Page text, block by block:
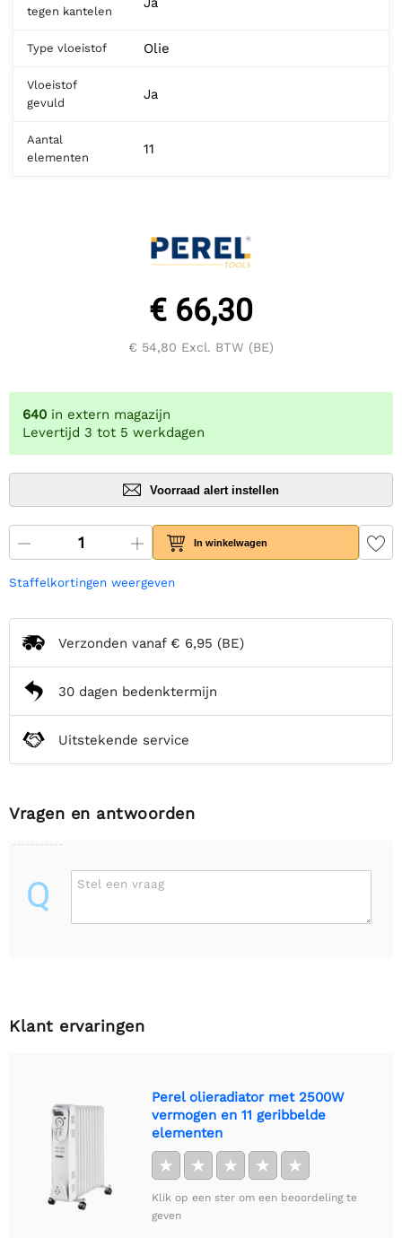
tegen kantelen
Type vloeistof Olie
Vloeistof
gevuld
Ja
Aantal
elementen
11
€ 66,30
€ 54,80 Excl. BTW (BE)
640 in extern magazijn
Levertijd 3 tot 5 werkdagen
Voorraad alert instellen
In winkelwagen
Staffelkortingen weergeven
Verzonden vanaf € 6,95 (BE)
30 dagen bedenktermijn
Uitstekende service
Vragen en antwoorden
Q Stel een vraag
Klant ervaringen
Perel olieradiator met 2500W
vermogen en 11 geribbelde
elementen
★ ★ ★ ★ ★
Klik op een ster om een beoordeling te
geven